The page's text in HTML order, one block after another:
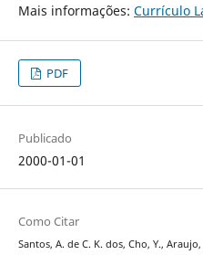
Mais informações: Currículo
PDF
Publicado
2000-01-01
Como Citar
Santos, A. de C. K. dos, Cho, Y.,